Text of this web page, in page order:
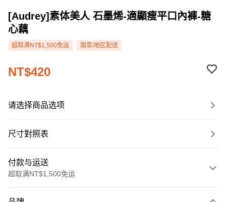
[Audrey]素体美人 石墨烯-適顯瘦平口內褲-糖
心藕
超取满NT$1,500免运 国家/地区配送
NT$420
请选择商品选项
尺寸對照表
付款与运送
超取满NT$1,500免运